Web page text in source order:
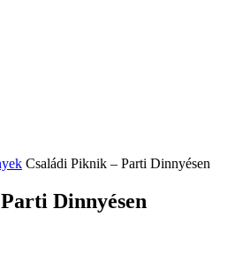
Családi Piknik – Parti Dinnyésen
Dinnyésen